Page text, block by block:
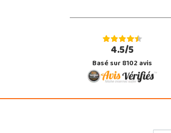
4.5/5
Basé sur 8102 avis